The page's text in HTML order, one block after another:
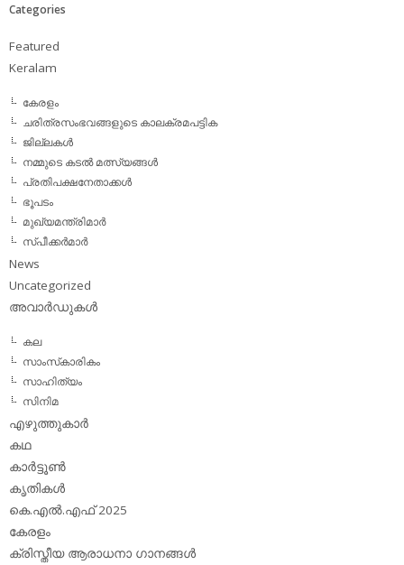
Categories
Featured
Keralam
കേരളം
ചരിത്രസംഭവങ്ങളുടെ കാലക്രമപട്ടിക
ജില്ലകള്‍
നമ്മുടെ കടല്‍ മത്സ്യങ്ങള്‍
പ്രതിപക്ഷനേതാക്കള്‍
ഭൂപടം
മുഖ്യമന്ത്രിമാര്‍
സ്പീക്കര്‍മാര്‍
News
Uncategorized
അവാര്‍ഡുകള്‍
കല
സാംസ്‌കാരികം
സാഹിത്യം
സിനിമ
എഴുത്തുകാര്‍
കഥ
കാര്‍ട്ടൂണ്‍
കൃതികള്‍
കെ.എല്‍.എഫ് 2025
കേരളം
ക്രിസ്തീയ ആരാധനാ ഗാനങ്ങള്‍